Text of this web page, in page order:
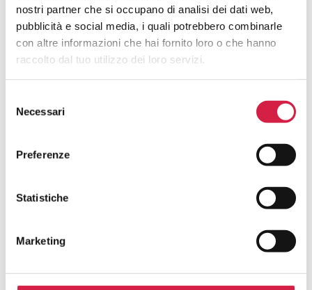
nostri partner che si occupano di analisi dei dati web,
pubblicità e social media, i quali potrebbero combinarle
con altre informazioni che hai fornito loro o che hanno
raccolto dal tuo utilizzo dei loro servizi.
delNecessari
Preferenze
Statistiche
Marketing
Report
FAQ SULLE INIZIATIVE DEGLI
Weekend / Week / Month )?
Come Faccio A Sapere Quali Ospedali